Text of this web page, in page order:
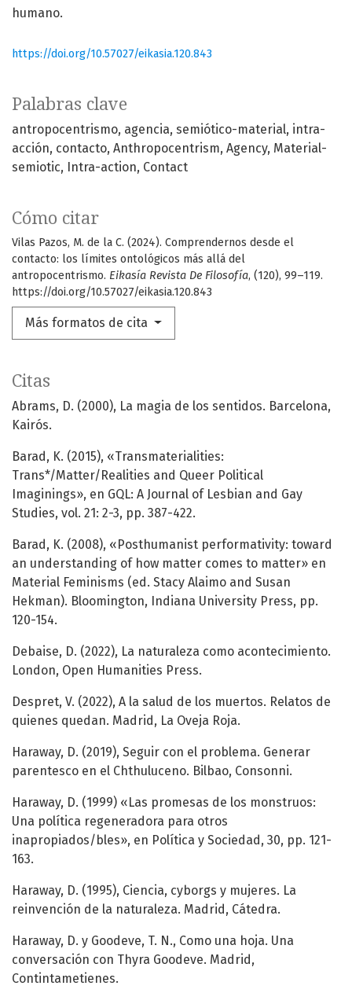
Palabras clave
antropocentrismo agencia semiótico-material intra-
acción contacto Anthropocentrism Agency Material-
semiotic
Intra-action Contact
Cómo citar
Vilas Pazos, M. de la C. (2024). Comprendernos desde el
contacto: los límites ontológicos más allá del
antropocentrismo. Eikasía Revista De Filosofía, (120), 99–119.
https://doi.org/10.57027/eikasia.120.843
Más formatos de cita
humano.
https://doi.org/10.57027/eikasia.120.843
Citas
Abrams, D. (2000), La magia de los sentidos. Barcelona,
Kairós.
Barad, K. (2015), «Transmaterialities:
Trans*/Matter/Realities and Queer Political
Imaginings», en GQL: A Journal of Lesbian and Gay
Studies, vol. 21: 2-3, pp. 387-422.
Barad, K. (2008), «Posthumanist performativity: toward
an understanding of how matter comes to matter» en
Material Feminisms (ed. Stacy Alaimo and Susan
Hekman). Bloomington, Indiana University Press, pp.
120-154.
Debaise, D. (2022), La naturaleza como acontecimiento.
London, Open Humanities Press.
Despret, V. (2022), A la salud de los muertos. Relatos de
quienes quedan. Madrid, La Oveja Roja.
Haraway, D. (2019), Seguir con el problema. Generar
parentesco en el Chthuluceno. Bilbao, Consonni.
Haraway, D. (1999) «Las promesas de los monstruos:
Una política regeneradora para otros
inapropiados/bles», en Política y Sociedad, 30, pp. 121-
163.
Haraway, D. (1995), Ciencia, cyborgs y mujeres. La
reinvención de la naturaleza. Madrid, Cátedra.
Haraway, D. y Goodeve, T. N., Como una hoja. Una
conversación con Thyra Goodeve. Madrid,
Contintametienes.